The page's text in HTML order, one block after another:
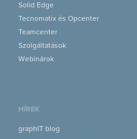
Solid Edge
Tecnomatix és Opcenter
Teamcenter
Szolgáltatások
Webinárok
HÍREK
graphIT blog